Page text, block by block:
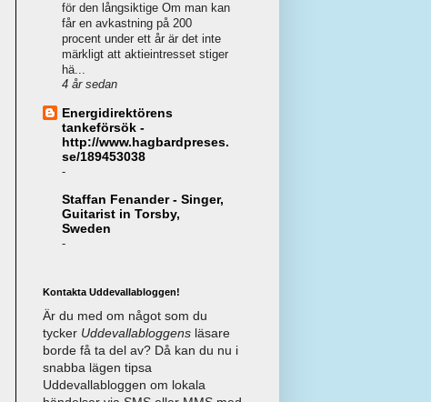
för den långsiktige Om man kan
får en avkastning på 200
procent under ett år är det inte
märkligt att aktieintresset stiger
hä...
4 år sedan
Energidirektörens
tankeförsök -
http://www.hagbardpreses.
se/189453038
-
Staffan Fenander - Singer,
Guitarist in Torsby,
Sweden
-
Kontakta Uddevallabloggen!
Är du med om något som du
tycker Uddevallabloggens läsare
borde få ta del av? Då kan du nu i
snabba lägen tipsa
Uddevallabloggen om lokala